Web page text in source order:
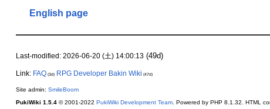
English page
Last-modified: 2026-06-20 (土) 14:00:13(49d)
Link: FAQ(3d) RPG Developer Bakin Wiki (47d)
Site admin: SmileBoom
PukiWiki 1.5.4© 2001-2022 PukiWiki Development Team. Powered by PHP 8.1.32. HTML